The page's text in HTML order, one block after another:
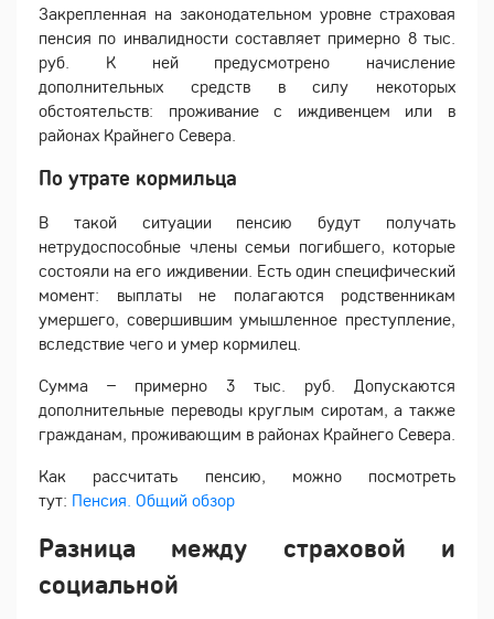
Закрепленная на законодательном уровне страховая
пенсия по инвалидности составляет примерно 8 тыс.
руб. К ней предусмотрено начисление
дополнительных средств в силу некоторых
обстоятельств: проживание с иждивенцем или в
районах Крайнего Севера.
По утрате кормильца
В такой ситуации пенсию будут получать
нетрудоспособные члены семьи погибшего, которые
состояли на его иждивении. Есть один специфический
момент: выплаты не полагаются родственникам
умершего, совершившим умышленное преступление,
вследствие чего и умер кормилец.
Сумма – примерно 3 тыс. руб. Допускаются
дополнительные переводы круглым сиротам, а также
гражданам, проживающим в районах Крайнего Севера.
Как рассчитать пенсию, можно посмотреть
тут: Пенсия. Общий обзор
Разница между страховой и
социальной